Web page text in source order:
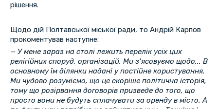
рішення.
Щодо дій Полтавської міської ради, то Андрій Карпов
прокоментував наступне:
— У мене зараз на столі лежить перелік усіх цих
релігійних споруд, організацій. Ми з’ясовуємо щодо... В
основному їм ділянки надані у постійне користування.
Ми чудово розуміємо, що це скоріше політична історія,
тому що розірвання договорів призведе до того, що
просто вони не будуть сплачувати за оренду в місто. А